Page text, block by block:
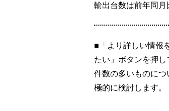
輸出台数は前年同月
■「より詳しい情報
たい」ボタンを押
件数の多いものに
極的に検討します。